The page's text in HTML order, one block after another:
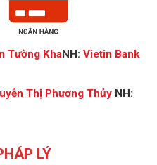
Tường KhaNH: Vietin Bank
Thị Phương Thủy NH:
LÝ